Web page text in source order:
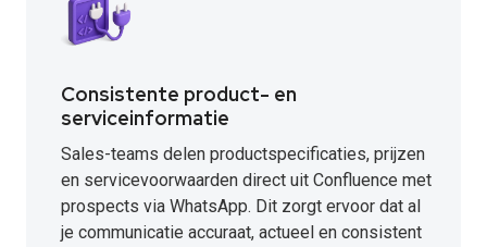
Consistente product- en
serviceinformatie
Sales-teams delen productspecificaties, prijzen
en servicevoorwaarden direct uit Confluence met
prospects via WhatsApp. Dit zorgt ervoor dat al
je communicatie accuraat, actueel en consistent